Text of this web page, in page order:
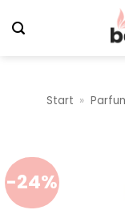
Inhalt
Start »
-24%